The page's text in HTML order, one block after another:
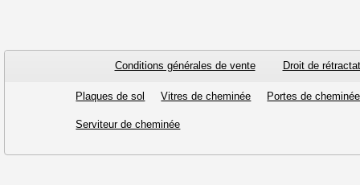
Conditions générales de vente Droit de
Plaques de sol Vitres de cheminée Portes de cheminée
Serviteur de cheminée